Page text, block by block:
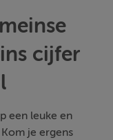
cijfer
een leuke en
je ergens